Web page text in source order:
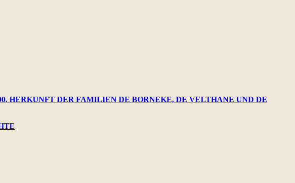
HERKUNFT DER FAMILIEN DE BORNEKE, DE VELTHANE UND DE